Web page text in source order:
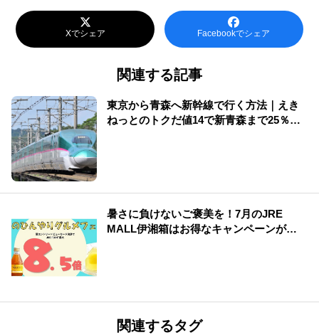
Xでシェア Facebookでシェア
関連する記事
東京から青森へ新幹線で行く方法｜えき
ねっとのトクだ値14で新青森まで25％割
暑さに負けないご褒美を！7月のJRE
MALL伊湘箱はお得なキャンペーンが盛
関連するタグ